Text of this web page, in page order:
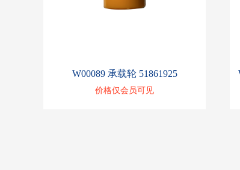
W00089 承载轮 51861925
价格仅会员可见